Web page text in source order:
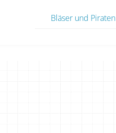
Bläser und Piraten